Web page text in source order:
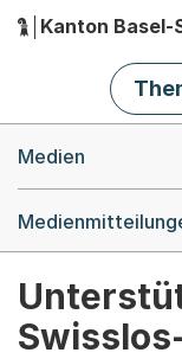
Hauptnavigation
Kanton Basel-
Medien